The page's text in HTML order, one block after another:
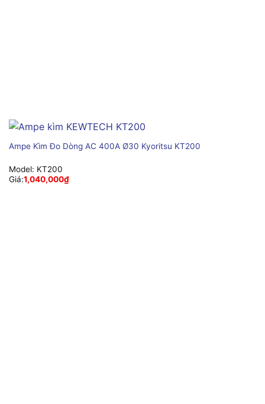
Ampe Kìm Đo Dòng AC 400A Ø30 Kyoritsu KT200
Model: KT200
Giá:1,040,000₫